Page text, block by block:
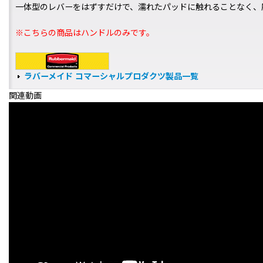
一体型のレバーをはずすだけで、濡れたパッドに触れることなく、
※こちらの商品はハンドルのみです。
ラバーメイド コマーシャルプロダクツ製品一覧
関連動画